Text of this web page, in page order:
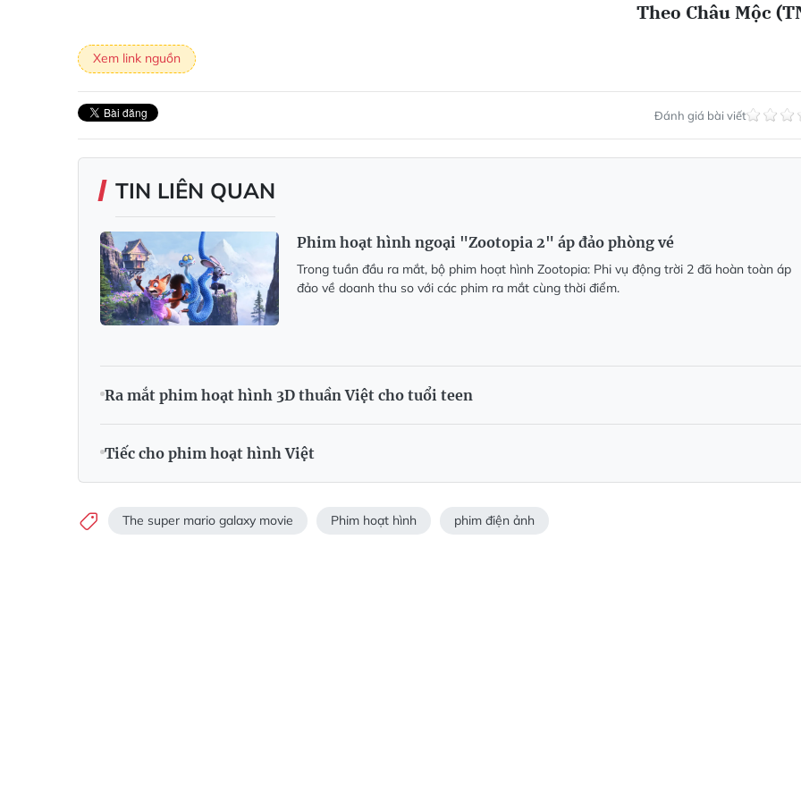
Theo Châu Mộc
Xem link nguồn
Đánh giá bài viết
TIN LIÊN QUAN
Phim hoạt hình ngoại "Zootopia 2" áp đảo phòng vé
Trong tuần đầu ra mắt, bộ phim hoạt hình Zootopia: Phi vụ động trời 2 đã hoàn toàn áp
đảo về doanh thu so với các phim ra mắt cùng thời điểm.
Ra mắt phim hoạt hình 3D thuần Việt cho tuổi teen
Tiếc cho phim hoạt hình Việt
The super mario galaxy movie Phim hoạt hình phim điện ảnh